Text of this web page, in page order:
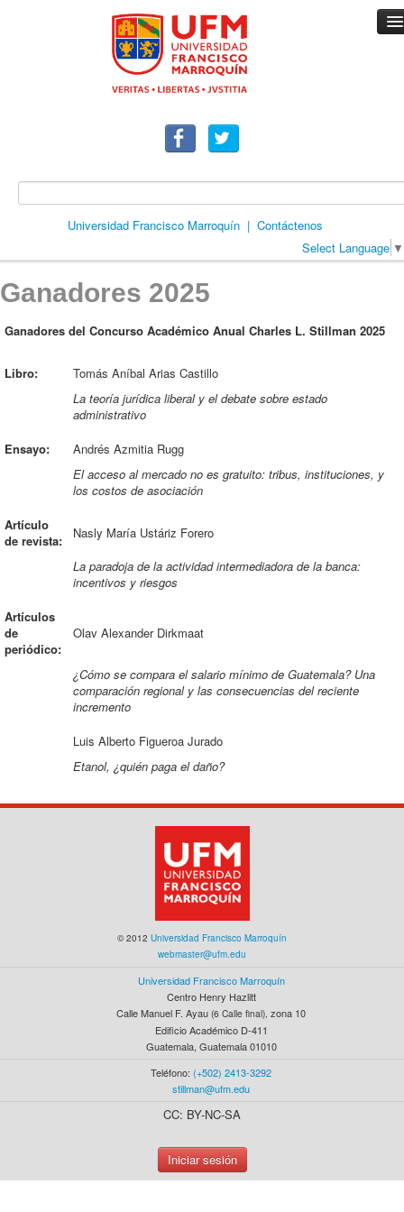
Universidad Francisco Marroquín | Contáctenos
Select Language ▼
general
por categoría
Ganadores 2025
Ganadores del Concurso Académico Anual Charles L. Stillman 2025
Libro:
Tomás Aníbal Arias Castillo
La teoría jurídica liberal y el debate sobre estado
administrativo
Ensayo:
Andrés Azmitia Rugg
El acceso al mercado no es gratuito: tribus, instituciones, y
los costos de asociación
Artículo
de revista:
Nasly María Ustáriz Forero
La paradoja de la actividad intermediadora de la banca:
incentivos y riesgos
Artículos
de
periódico:
Olav Alexander Dirkmaat
¿Cómo se compara el salario mínimo de Guatemala? Una
comparación regional y las consecuencias del reciente
incremento
Luis Alberto Figueroa Jurado
Etanol, ¿quién paga el daño?
© 2012 Universidad Francisco Marroquín
webmaster@ufm.edu
Universidad Francisco Marroquín
Centro Henry Hazlitt
Calle Manuel F. Ayau (6 Calle final), zona 10
Edificio Académico D-411
Guatemala, Guatemala 01010
Teléfono: (+502) 2413-3292
stillman@ufm.edu
CC: BY-NC-SA
Iniciar sesión